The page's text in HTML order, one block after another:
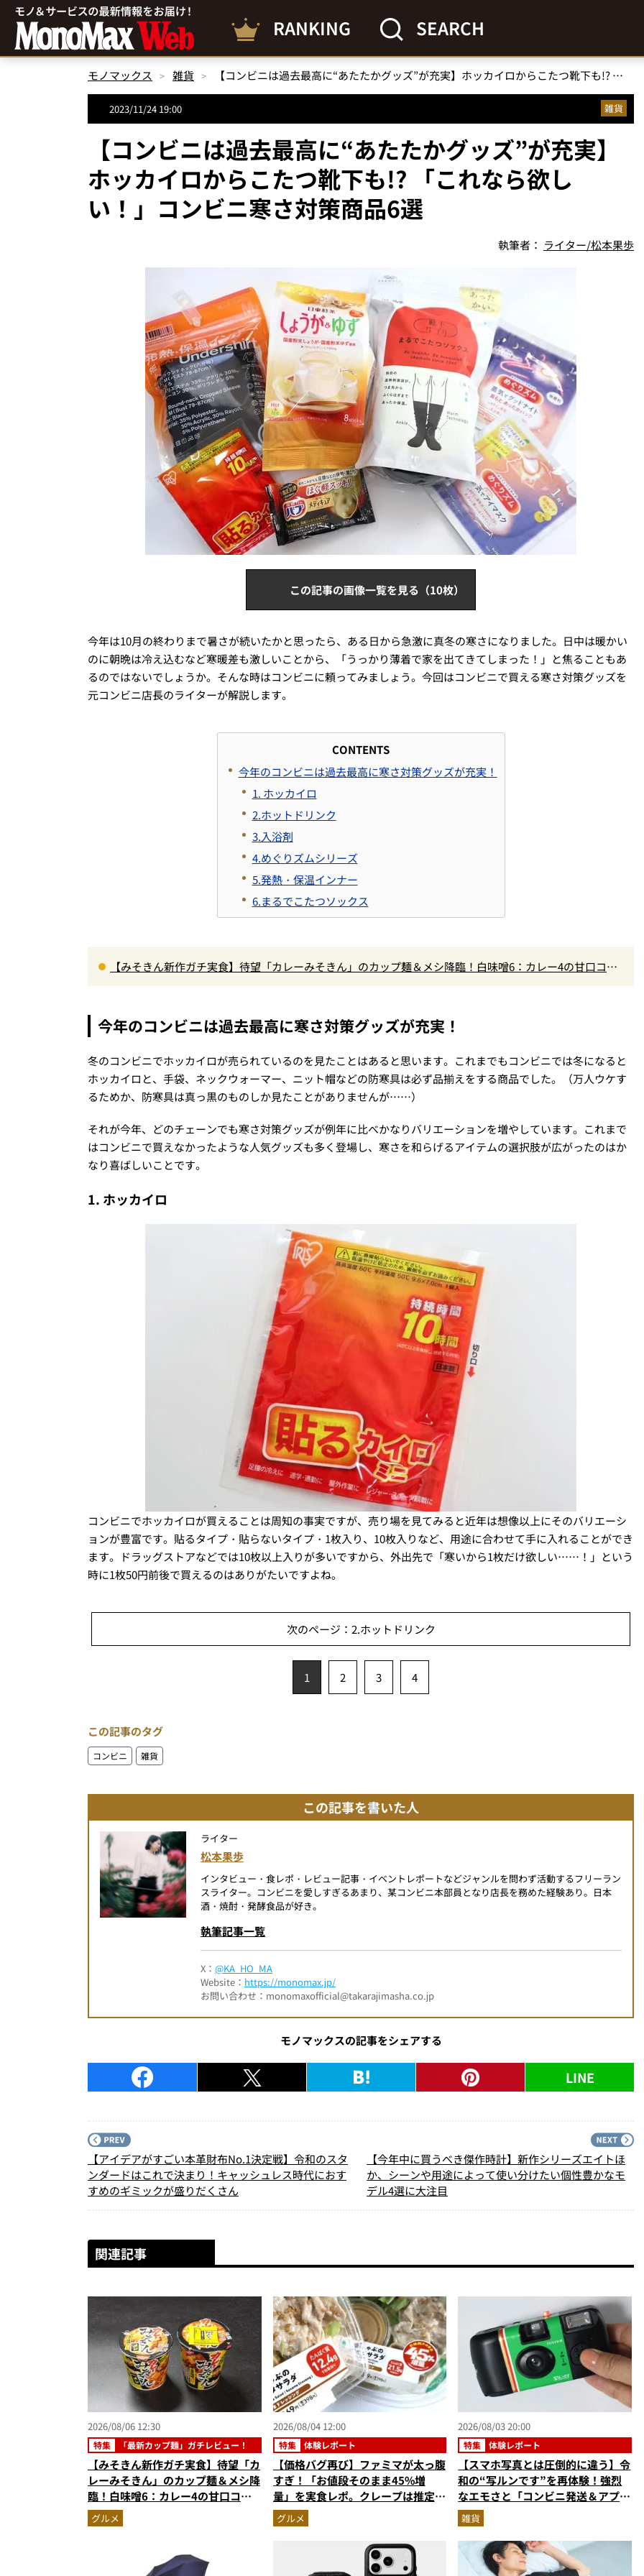
RANKING SEARCH
モノマックス 雑貨 【コンビニは過去最高に“あたたかグッズ”が充実】ホッカイロからこたつ靴下も!? 「これなら欲しい！」コンビニ寒さ対策商品6選
2023/11/24 19:00 雑貨
【コンビニは過去最高に“あたたかグッズ”が充実】
ホッカイロからこたつ靴下も!? 「これなら欲し
い！」コンビニ寒さ対策商品6選
執筆者： ライター/松本果歩
この記事の画像一覧を見る（10枚）
今年は10月の終わりまで暑さが続いたかと思ったら、ある日から急激に真冬の寒さになりました。日中は暖かい
のに朝晩は冷え込むなど寒暖差も激しいことから、「うっかり薄着で家を出てきてしまった！」と焦ることもあ
るのではないでしょうか。そんな時はコンビニに頼ってみましょう。今回はコンビニで買える寒さ対策グッズを
元コンビニ店長のライターが解説します。
CONTENTS
今年のコンビニは過去最高に寒さ対策グッズが充実！
1. ホッカイロ
2.ホットドリンク
3.入浴剤
4.めぐりズムシリーズ
5.発熱・保温インナー
6.まるでこたつソックス
【みそきん新作ガチ実食】待望「カレーみそきん」のカップ麺＆メシ降臨！白味噌6：カレー4の甘口コク
今年のコンビニは過去最高に寒さ対策グッズが充実！
冬のコンビニでホッカイロが売られているのを見たことはあると思います。これまでもコンビニでは冬になると
ホッカイロと、手袋、ネックウォーマー、ニット帽などの防寒具は必ず品揃えをする商品でした。（万人ウケす
るためか、防寒具は真っ黒のものしか見たことがありませんが……）
それが今年、どのチェーンでも寒さ対策グッズが例年に比べかなりバリエーションを増やしています。これまで
はコンビニで買えなかったような人気グッズも多く登場し、寒さを和らげるアイテムの選択肢が広がったのはか
なり喜ばしいことです。
1. ホッカイロ
コンビニでホッカイロが買えることは周知の事実ですが、売り場を見てみると近年は想像以上にそのバリエーシ
ョンが豊富です。貼るタイプ・貼らないタイプ・1枚入り、10枚入りなど、用途に合わせて手に入れることができ
ます。ドラッグストアなどでは10枚以上入りが多いですから、外出先で「寒いから1枚だけ欲しい……！」という
時に1枚50円前後で買えるのはありがたいですよね。
次のページ：2.ホットドリンク
1 2 3 4
この記事のタグ
コンビニ 雑貨
この記事を書いた人
ライター
松本果歩
インタビュー・食レポ・レビュー記事・イベントレポートなどジャンルを問わず活動するフリーラン
スライター。コンビニを愛しすぎるあまり、某コンビニ本部員となり店長を務めた経験あり。日本
酒・焼酎・発酵食品が好き。
執筆記事一覧
X： @KA_HO_MA
Website： https://monomax.jp/
お問い合わせ：monomaxofficial@takarajimasha.co.jp
モノマックスの記事をシェアする
LINE
【アイデアがすごい本革財布No.1決定戦】令和のスタ
ンダードはこれで決まり！キャッシュレス時代におす
すめのギミックが盛りだくさん
【今年中に買うべき傑作時計】新作シリーズエイトほ
か、シーンや用途によって使い分けたい個性豊かなモ
デル4選に大注目
関連記事
2026/08/06 12:30
特集 「最新カップ麺」ガチレビュー！
【みそきん新作ガチ実食】待望「カ
レーみそきん」のカップ麺＆メシ降
臨！白味噌6：カレー4の甘口コク
旨スープ＆ゴロッと大ぶりポテトに
歓喜
グルメ
2026/08/04 12:00
特集 体験レポート
【価格バグ再び】ファミマが太っ腹
すぎ！「お値段そのまま45%増
量」を実食レポ。クレープは推定
59%増の衝撃的な大盤振る舞い
グルメ
2026/08/03 20:00
特集 体験レポート
【スマホ写真とは圧倒的に違う】令
和の“写ルンです”を再体験！強烈
なエモさと「コンビニ発送＆アプリ
受け取り」が唯一無二で楽しすぎた
雑貨